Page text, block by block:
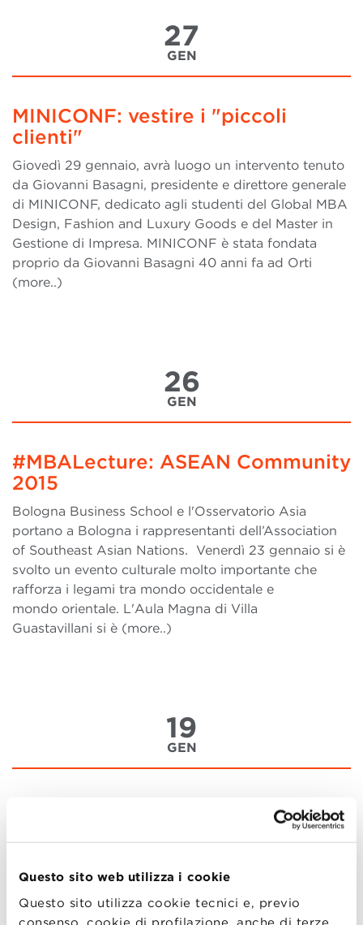
Questo sito web utilizza i cookie
Questo sito utilizza cookie tecnici e, previo
consenso, cookie di profilazione, anche di terze
27
GEN
MINICONF: vestire i "piccoli
clienti"
Giovedì 29 gennaio, avrà luogo un intervento tenuto
da Giovanni Basagni, presidente e direttore generale
di MINICONF, dedicato agli studenti del Global MBA
Design, Fashion and Luxury Goods e del Master in
Gestione di Impresa. MINICONF è stata fondata
proprio da Giovanni Basagni 40 anni fa ad Orti
(more..)
26
GEN
#MBALecture: ASEAN Community
2015
Bologna Business School e l'Osservatorio Asia
portano a Bologna i rappresentanti dell’Association
of Southeast Asian Nations. Venerdì 23 gennaio si è
svolto un evento culturale molto importante che
rafforza i legami tra mondo occidentale e
mondo orientale. L'Aula Magna di Villa
Guastavillani si è (more..)
19
GEN
Guastavillani con i "segreti" di
Eataly
Sono più di 500 gli ospiti che giovedì 15 gennaio
hanno assistito alla MBA Lecture di Oscar Farinetti
nei prestigiosi spazi di Villa Guastavillani. L’evento